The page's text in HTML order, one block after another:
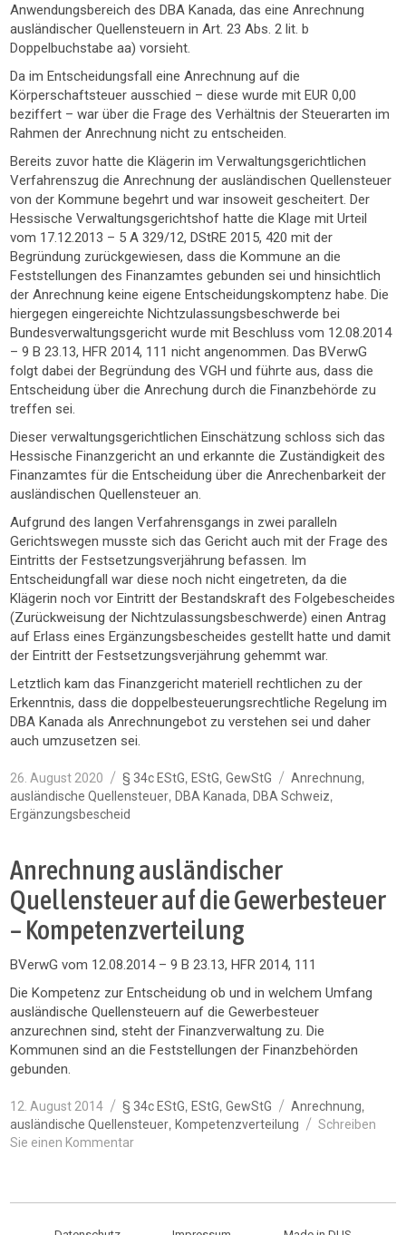
Anwendungsbereich des DBA Kanada, das eine Anrechnung
ausländischer Quellensteuern in Art. 23 Abs. 2 lit. b
Doppelbuchstabe aa) vorsieht.
Da im Entscheidungsfall eine Anrechnung auf die
Körperschaftsteuer ausschied – diese wurde mit EUR 0,00
beziffert – war über die Frage des Verhältnis der Steuerarten im
Rahmen der Anrechnung nicht zu entscheiden.
Bereits zuvor hatte die Klägerin im Verwaltungsgerichtlichen
Verfahrenszug die Anrechnung der ausländischen Quellensteuer
von der Kommune begehrt und war insoweit gescheitert. Der
Hessische Verwaltungsgerichtshof hatte die Klage mit Urteil
vom 17.12.2013 – 5 A 329/12, DStRE 2015, 420 mit der
Begründung zurückgewiesen, dass die Kommune an die
Feststellungen des Finanzamtes gebunden sei und hinsichtlich
der Anrechnung keine eigene Entscheidungskomptenz habe. Die
hiergegen eingereichte Nichtzulassungsbeschwerde bei
Bundesverwaltungsgericht wurde mit Beschluss vom 12.08.2014
– 9 B 23.13, HFR 2014, 111 nicht angenommen. Das BVerwG
folgt dabei der Begründung des VGH und führte aus, dass die
Entscheidung über die Anrechung durch die Finanzbehörde zu
treffen sei.
Dieser verwaltungsgerichtlichen Einschätzung schloss sich das
Hessische Finanzgericht an und erkannte die Zuständigkeit des
Finanzamtes für die Entscheidung über die Anrechenbarkeit der
ausländischen Quellensteuer an.
Aufgrund des langen Verfahrensgangs in zwei paralleln
Gerichtswegen musste sich das Gericht auch mit der Frage des
Eintritts der Festsetzungsverjährung befassen. Im
Entscheidungfall war diese noch nicht eingetreten, da die
Klägerin noch vor Eintritt der Bestandskraft des Folgebescheides
(Zurückweisung der Nichtzulassungsbeschwerde) einen Antrag
auf Erlass eines Ergänzungsbescheides gestellt hatte und damit
der Eintritt der Festsetzungsverjährung gehemmt war.
Letztlich kam das Finanzgericht materiell rechtlichen zu der
Erkenntnis, dass die doppelbesteuerungsrechtliche Regelung im
DBA Kanada als Anrechnungebot zu verstehen sei und daher
auch umzusetzen sei.
Veröffentlicht
am
26. August 2020 Kategorien
§ 34c EStG,EStG,GewStG Schlagwörter
Anrechnung,
ausländische Quellensteuer,DBA Kanada,DBA Schweiz,
Ergänzungsbescheid
Anrechnung ausländischer
Quellensteuer auf die Gewerbesteuer
– Kompetenzverteilung
BVerwG vom 12.08.2014 – 9 B 23.13, HFR 2014, 111
Die Kompetenz zur Entscheidung ob und in welchem Umfang
ausländische Quellensteuern auf die Gewerbesteuer
anzurechnen sind, steht der Finanzverwaltung zu. Die
Kommunen sind an die Feststellungen der Finanzbehörden
gebunden.
Veröffentlicht
am
12. August 2014 Kategorien
§ 34c EStG,EStG,GewStG Schlagwörter
Anrechnung,
ausländische Quellensteuer,Kompetenzverteilung
Schreiben
Sie einen Kommentarzu